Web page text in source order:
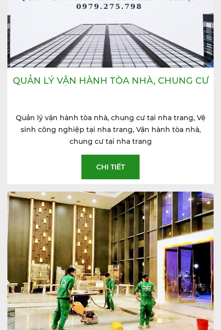
QUẢN LÝ VẬN HÀNH TÒA NHÀ, CHUNG CƯ
Quản lý vận hành tòa nhà, chung cư tại nha trang, Vệ
sinh công nghiệp tại nha trang, Vận hành tòa nhà,
chung cư tại nha trang
CHI TIẾT